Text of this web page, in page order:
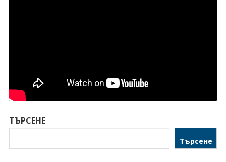
ТЪРСЕНЕ
Търсене